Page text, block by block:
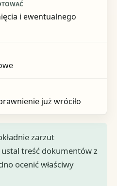
i ewentualnego
już wróciło
zarzut
treść dokumentów z
ocenić właściwy